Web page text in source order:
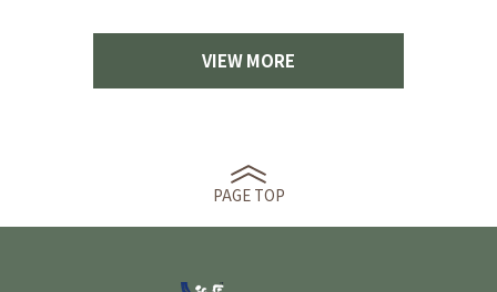
VIEW MORE
PAGE TOP